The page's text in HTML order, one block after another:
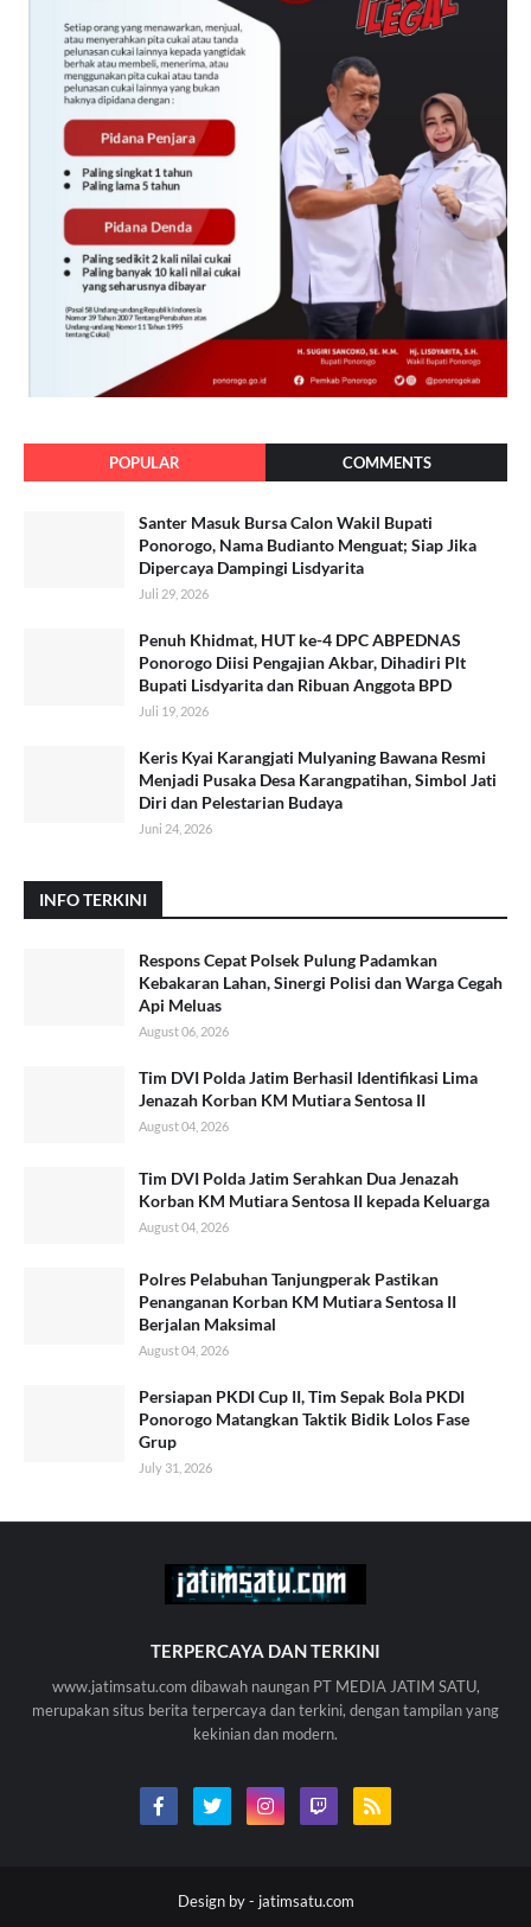
POPULAR COMMENTS
Santer Masuk Bursa Calon Wakil Bupati
Ponorogo, Nama Budianto Menguat; Siap Jika
Dipercaya Dampingi Lisdyarita
Juli 29, 2026
Penuh Khidmat, HUT ke-4 DPC ABPEDNAS
Ponorogo Diisi Pengajian Akbar, Dihadiri Plt
Bupati Lisdyarita dan Ribuan Anggota BPD
Juli 19, 2026
Keris Kyai Karangjati Mulyaning Bawana Resmi
Menjadi Pusaka Desa Karangpatihan, Simbol Jati
Diri dan Pelestarian Budaya
Juni 24, 2026
INFO TERKINI
Respons Cepat Polsek Pulung Padamkan
Kebakaran Lahan, Sinergi Polisi dan Warga Cegah
Api Meluas
August 06, 2026
Tim DVI Polda Jatim Berhasil Identifikasi Lima
Jenazah Korban KM Mutiara Sentosa II
August 04, 2026
Tim DVI Polda Jatim Serahkan Dua Jenazah
Korban KM Mutiara Sentosa II kepada Keluarga
August 04, 2026
Polres Pelabuhan Tanjungperak Pastikan
Penanganan Korban KM Mutiara Sentosa II
Berjalan Maksimal
August 04, 2026
Persiapan PKDI Cup II, Tim Sepak Bola PKDI
Ponorogo Matangkan Taktik Bidik Lolos Fase
Grup
July 31, 2026
TERPERCAYA DAN TERKINI
www.jatimsatu.com dibawah naungan PT MEDIA JATIM SATU,
merupakan situs berita terpercaya dan terkini, dengan tampilan yang
kekinian dan modern.
Design by - jatimsatu.com